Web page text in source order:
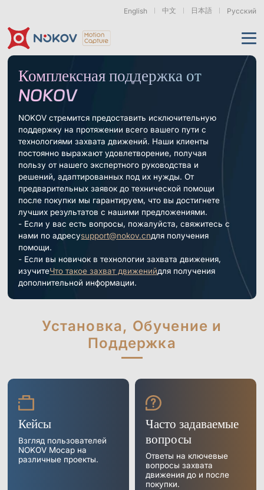
English 中文 日本語 Русский
Дроны, рои &
мобильные роботы
Гуманоидная
роботехника
и воплощённый ИИ
Роботизированные
руки
Экзоскелеты
& Носимые
устройства
Бионические
роботы
Роботизированные
Руки
Морские &
Подводные
Приложения
Медицинские
Роботы
Измерение
Сдвига
Науки о жизни
Продукты
Камеры
Подводные камеры
Серия Pluto Серия Orbit
Серия Mars
обеспечение
устройство
Мо-cap без маркеров
Пакеты
Поддержка
Поддержка Документация Загрузки
Часто задаваемые
вопросы
Ресурсы
Новости и события Кейсы
Моушн-кэпчер
Основы
Связанные статьи
О нас
О нас Контакт
Что такое
Motion Capture?
Дистрибьюторы
Комплексная поддержка от
NOKOV
NOKOV стремится предоставить исключительную
поддержку на протяжении всего вашего пути с
технологиями захвата движений. Наши клиенты
постоянно выражают удовлетворение, получая
пользу от нашего экспертного руководства и
решений, адаптированных под их нужды. От
предварительных заявок до технической помощи
после покупки мы гарантируем, что вы достигнете
лучших результатов с нашими предложениями.
- Если у вас есть вопросы, пожалуйста, свяжитесь с
нами по адресуsupport@nokov.cnдля получения
помощи.
- Если вы новичок в технологии захвата движения,
изучитеЧто такое захват движенийдля получения
дополнительной информации.
Установка, Обучение и
Поддержка
Кейсы
Взгляд пользователей
NOKOV Mocap на
различные проекты.
Часто задаваемые
вопросы
Ответы на ключевые
вопросы захвата
движения до и после
покупки.